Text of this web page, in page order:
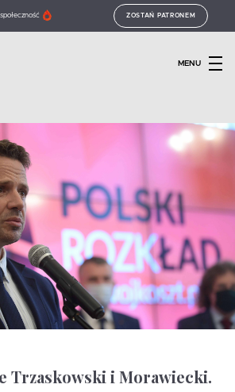
ZOSTAŃ PATRONEM
MENU
Trzaskowski i Morawiecki.